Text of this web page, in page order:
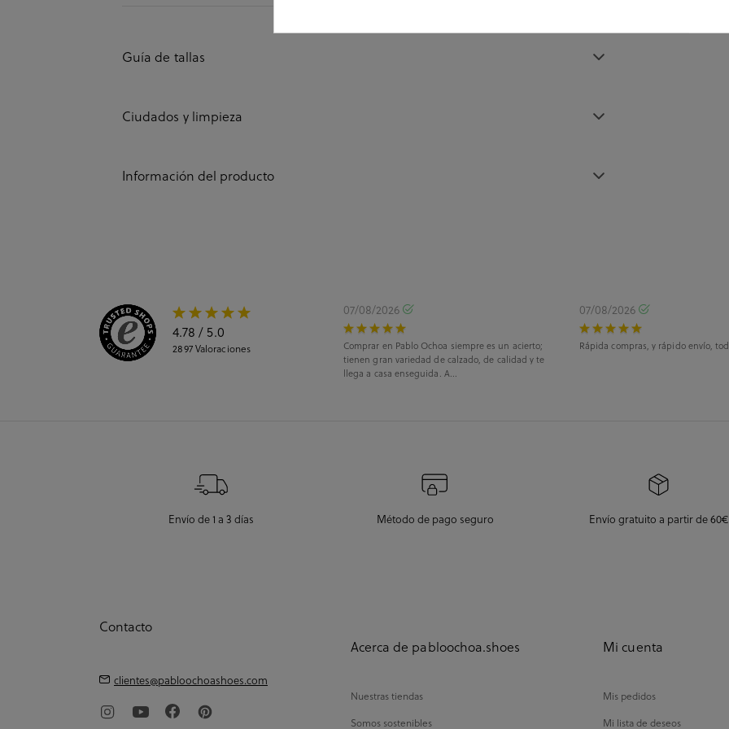
Guía de tallas
Ciudados y limpieza
Información del producto
4.78 / 5.0
2897Valoraciones
07/08/2026
Comprar en Pablo Ochoa siempre es un acierto;
tienen gran variedad de calzado, de calidad y te
llega a casa enseguida. A...
07/08/2026
Rápida compras, y rápido envío,
Envío de 1 a 3 días Método de pago seguro Envío gratuito a partir de 60€
Contacto
clientes@pabloochoashoes.com
Acerca de pabloochoa.shoes
Nuestras tiendas
Somos sostenibles
Mi cuenta
Mis pedidos
Mi lista de deseos